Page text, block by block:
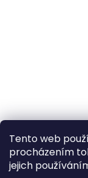
Tento web
procházením
jejich